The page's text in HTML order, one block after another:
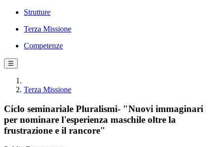
Strutture
Terza Missione
Competenze
☰
Terza Missione
Ciclo seminariale Pluralismi- "Nuovi immaginari
per nominare l'esperienza maschile oltre la
frustrazione e il rancore"